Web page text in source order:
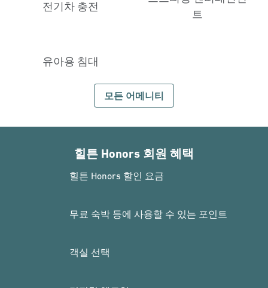
전기차 충전
트
유아용 침대
모든 어메니티
힐튼 Honors 회원 혜택
힐튼 Honors 할인 요금
무료 숙박 등에 사용할 수 있는 포인트
객실 선택